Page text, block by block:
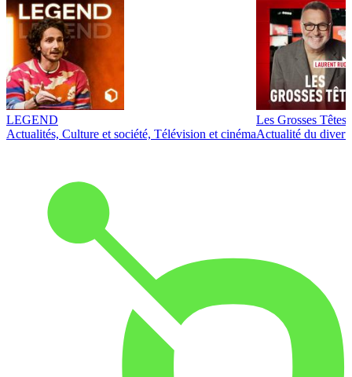
LEGEND
Actualités, Culture et société, Télévision et cinéma
Les Grosses Têtes
Actualité du